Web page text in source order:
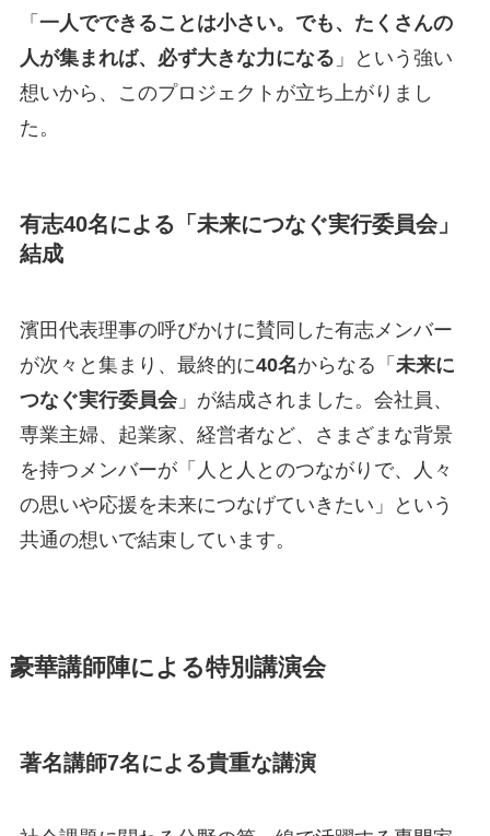
「 一人でできることは小さい。でも、たくさんの
人が集まれば、必ず大きな力になる 」という強い
想いから、このプロジェクトが立ち上がりまし
た。
有志40名による「未来につなぐ実行委員会」
結成
濱田代表理事の呼びかけに賛同した有志メンバー
が次々と集まり、最終的に40名からなる「 未来に
つなぐ実行委員会」が結成されました。会社員、
専業主婦、起業家、経営者など、さまざまな背景
を持つメンバーが「人と人とのつながりで、人々
の思いや応援を未来につなげていきたい」という
共通の想いで結束しています。
豪華講師陣による特別講演会
著名講師7名による貴重な講演